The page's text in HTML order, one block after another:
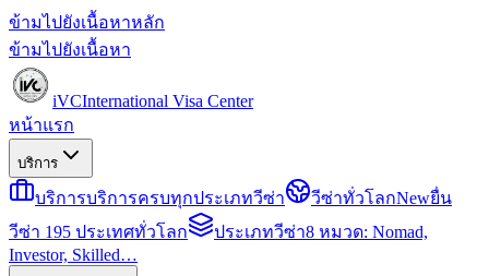
ข้ามไปยังเนื้อหาหลัก
ข้ามไปยังเนื้อหา
iVCInternational Visa Center
หน้าแรก
บริการ
บริการบริการครบทุกประเภทวีซ่า วีซ่าทั่วโลกNewยื่น
วีซ่า 195 ประเทศทั่วโลก
ประเภทวีซ่า8 หมวด: Nomad,
Investor, Skilled…